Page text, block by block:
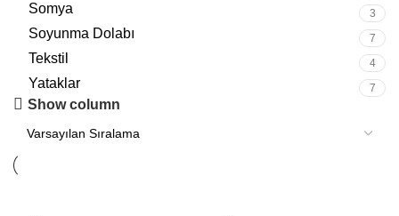
Somya 3
Soyunma Dolabı 7
Tekstil 4
Yataklar 7
Show column